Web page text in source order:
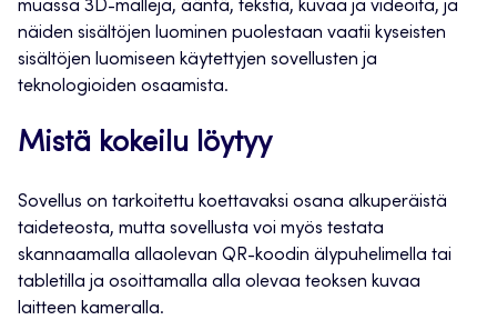
muassa 3D-malleja, ääntä, tekstiä, kuvaa ja videoita, ja
näiden sisältöjen luominen puolestaan vaatii kyseisten
sisältöjen luomiseen käytettyjen sovellusten ja
teknologioiden osaamista.
Mistä kokeilu löytyy
Sovellus on tarkoitettu koettavaksi osana alkuperäistä
taideteosta, mutta sovellusta voi myös testata
skannaamalla allaolevan QR-koodin älypuhelimella tai
tabletilla ja osoittamalla alla olevaa teoksen kuvaa
laitteen kameralla.